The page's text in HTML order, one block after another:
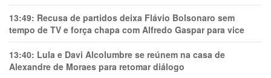
13:49: Recusa de partidos deixa Flávio Bolsonaro sem
tempo de TV e força chapa com Alfredo Gaspar para vice
13:40: Lula e Davi Alcolumbre se reúnem na casa de
Alexandre de Moraes para retomar diálogo